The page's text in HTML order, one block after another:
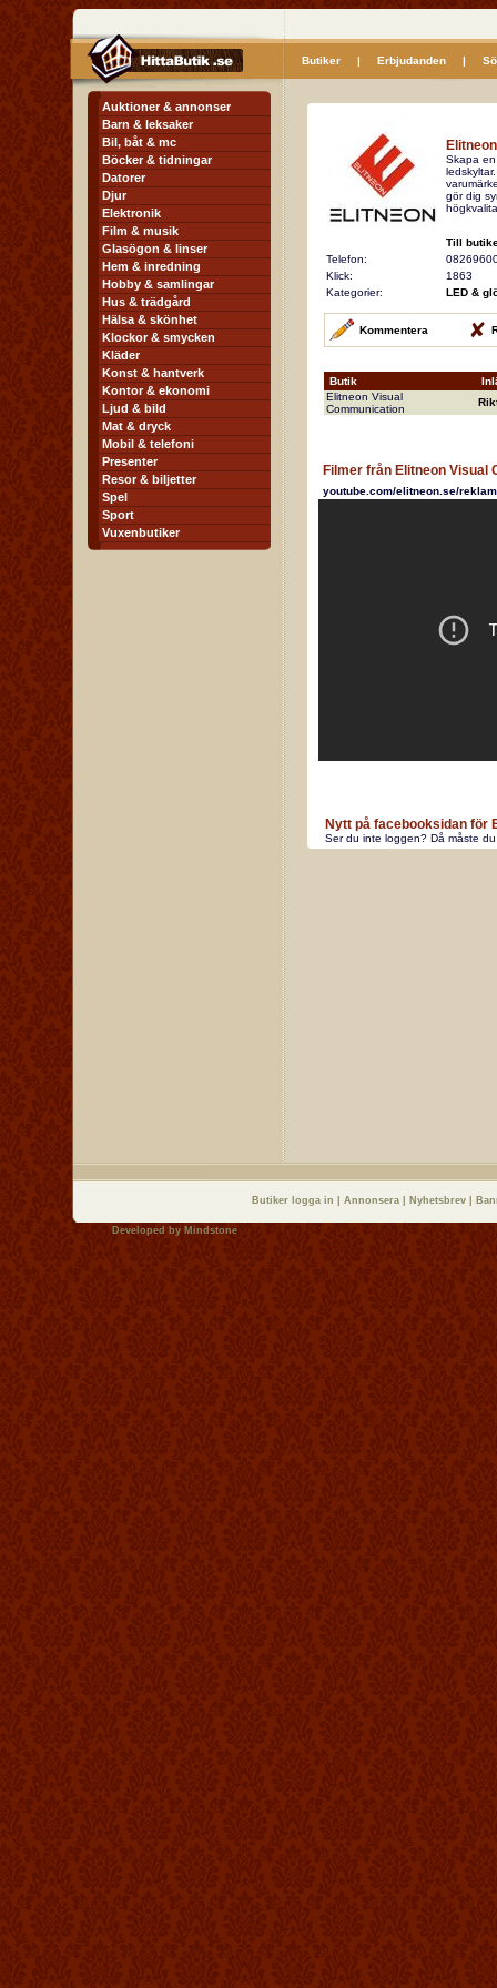
Butiker| Erbjudanden|
Auktioner & annonser
Barn & leksaker
Bil, båt & mc
Böcker & tidningar
Datorer
Djur
Elektronik
Film & musik
Glasögon & linser
Hem & inredning
Hobby & samlingar
Hus & trädgård
Hälsa & skönhet
Klockor & smycken
Kläder
Konst & hantverk
Kontor & ekonomi
Ljud & bild
Mat & dryck
Mobil & telefoni
Presenter
Resor & biljetter
Spel
Sport
Vuxenbutiker
Skapa
gör dig
Till
Telefon:
Klick:
1863
Kategorier:
LED &
Kommentera
Butik
Elitneon Visual
Communication
Filmer från Elitneon Visual
youtube.com/elitneon.se/
Nytt på facebooksidan för
Ser du inte loggen? Då måste
Butiker logga in Annonsera Nyhetsbrev
Developed by Mindstone